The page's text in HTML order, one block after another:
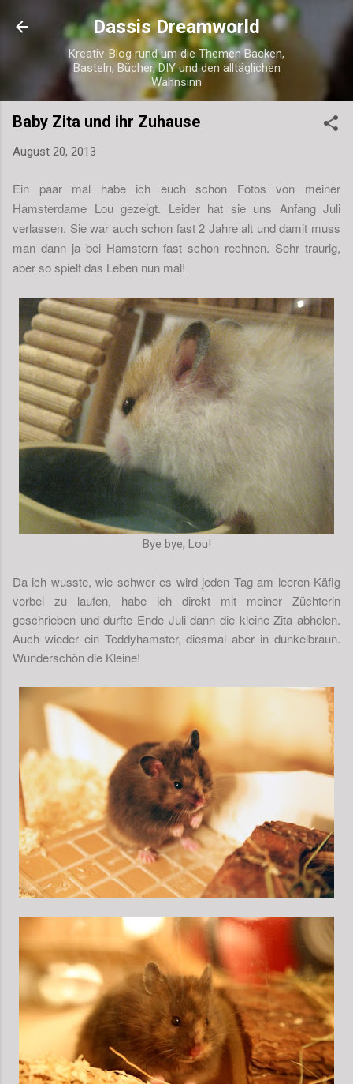
Direkt zum Hauptbereich
Dassis Dreamworld
Kreativ-Blog rund um die Themen Backen,
Basteln, Bücher, DIY und den alltäglichen
Wahnsinn
Baby Zita und ihr Zuhause
August 20, 2013
Ein paar mal habe ich euch schon Fotos von meiner
Hamsterdame Lou gezeigt. Leider hat sie uns Anfang Juli
verlassen. Sie war auch schon fast 2 Jahre alt und damit muss
man dann ja bei Hamstern fast schon rechnen. Sehr traurig,
aber so spielt das Leben nun mal!
Bye bye, Lou!
Da ich wusste, wie schwer es wird jeden Tag am leeren Käfig
vorbei zu laufen, habe ich direkt mit meiner Züchterin
geschrieben und durfte Ende Juli dann die kleine Zita abholen.
Auch wieder ein Teddyhamster, diesmal aber in dunkelbraun.
Wunderschön die Kleine!